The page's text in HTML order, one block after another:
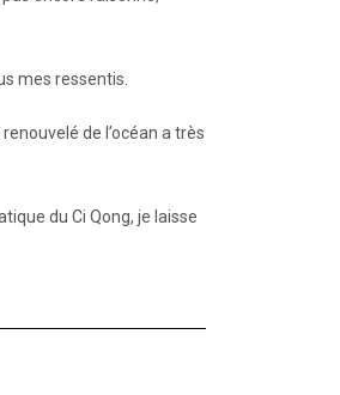
mes ressentis.
de l’océan a très
du Ci Qong, je laisse